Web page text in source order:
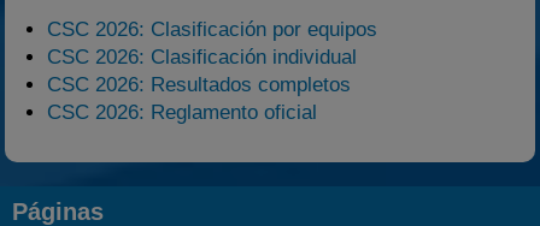
CSC 2026: Clasificación por equipos
CSC 2026: Clasificación individual
CSC 2026: Resultados completos
CSC 2026: Reglamento oficial
Páginas